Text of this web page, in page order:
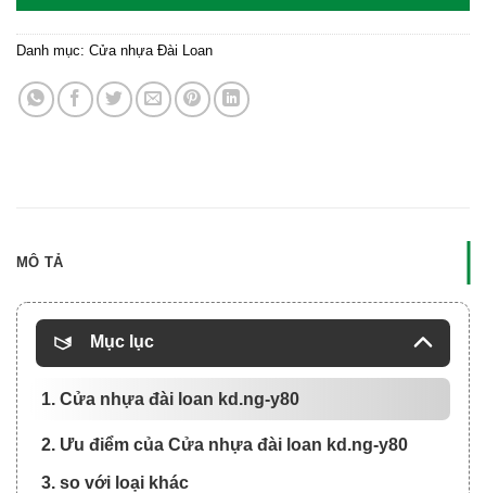
Danh mục: Cửa nhựa Đài Loan
MÔ TẢ
Mục lục
1. Cửa nhựa đài loan kd.ng-y80
2. Ưu điểm của Cửa nhựa đài loan kd.ng-y80
3. so với loại khác